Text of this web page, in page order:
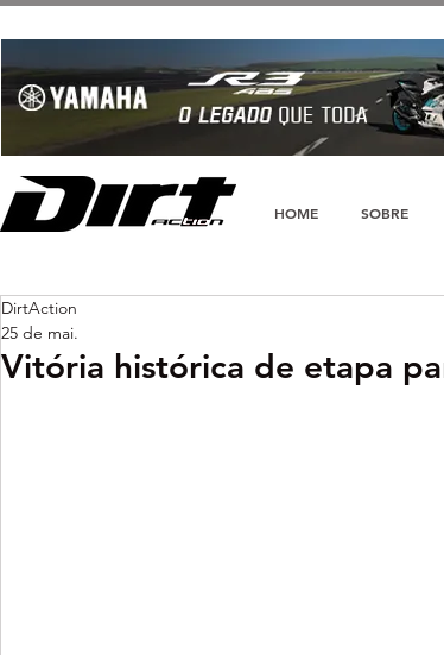
HOME SOBRE
Vitória histórica de etapa
DirtAction
25 de mai.